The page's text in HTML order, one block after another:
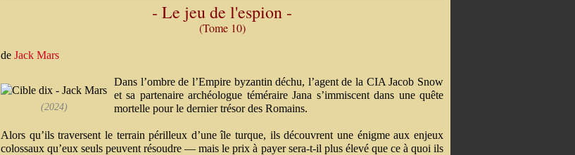
- Le jeu de l'espion -
(Tome 10)
de Jack Mars
(2024)
Dans l’ombre de l’Empire byzantin déchu, l’agent de la CIA Jacob Snow
et sa partenaire archéologue téméraire Jana s’immiscent dans une quête
mortelle pour le dernier trésor des Romains.
Alors qu’ils traversent le terrain périlleux d’une île turque, ils découvrent une énigme aux enjeux
colossaux qu’eux seuls peuvent résoudre — mais le prix à payer sera-t-il plus élevé que ce à quoi ils